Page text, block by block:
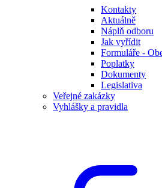
Kontakty
Aktuálně
Náplň odboru
Jak vyřídit
Formuláře -
Poplatky
Dokumenty
Legislativa
Veřejné zakázky
Vyhlášky a pravidla